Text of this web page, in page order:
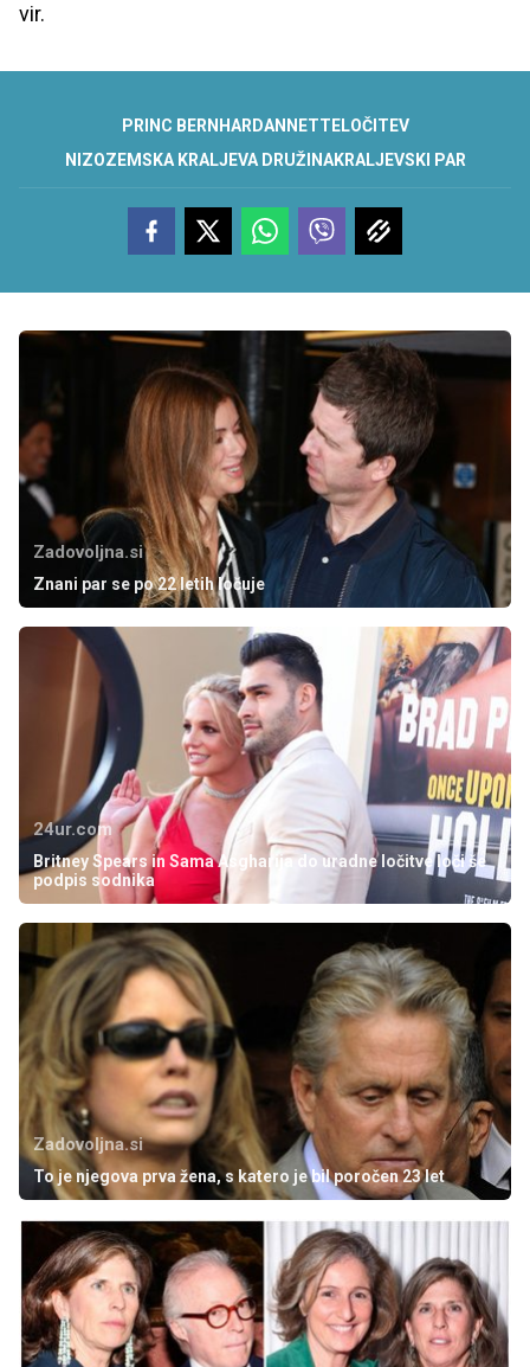
vir.
PRINC BERNHARDANNETTELOČITEV
NIZOZEMSKA KRALJEVA DRUŽINAKRALJEVSKI PAR
Zadovoljna.si
Znani par se po 22 letih ločuje
24ur.com
Britney Spears in Sama Asgharija do uradne ločitve loči še
podpis sodnika
Zadovoljna.si
To je njegova prva žena, s katero je bil poročen 23 let